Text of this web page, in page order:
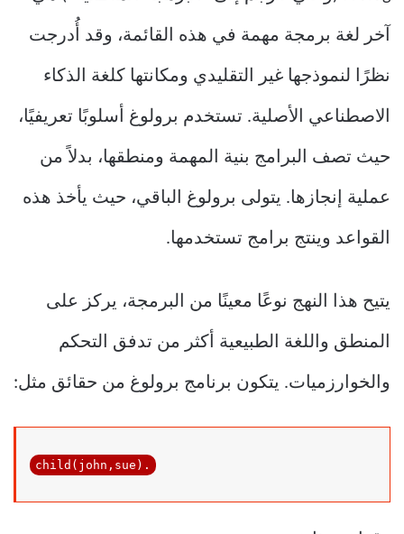
آخر لغة برمجة مهمة في هذه القائمة، وقد أُدرجت
نظرًا لنموذجها غير التقليدي ومكانتها كلغة الذكاء
الاصطناعي الأصلية. تستخدم برولوغ أسلوبًا تعريفيًا،
حيث تصف البرامج بنية المهمة ومنطقها، بدلاً من
عملية إنجازها. يتولى برولوغ الباقي، حيث يأخذ هذه
القواعد وينتج برامج تستخدمها.
يتيح هذا النهج نوعًا معينًا من البرمجة، يركز على
المنطق واللغة الطبيعية أكثر من تدفق التحكم
والخوارزميات. يتكون برنامج برولوغ من حقائق مثل:
child (john,sue).